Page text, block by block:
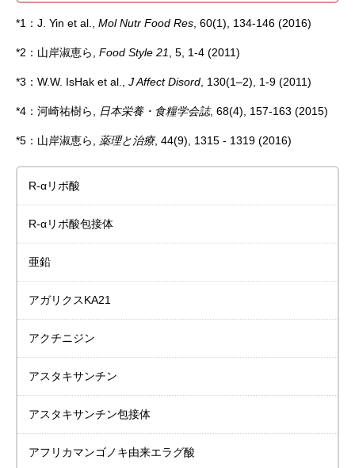
*1：J. Yin et al., Mol Nutr Food Res, 60(1), 134-146 (2016)
*2：山岸淑恵ら, Food Style 21, 5, 1-4 (2011)
*3：W.W. IsHak et al., J Affect Disord, 130(1–2), 1-9 (2011)
*4：河崎祐樹ら, 日本栄養・食糧学会誌, 68(4), 157-163 (2015)
*5：山岸淑恵ら, 薬理と治療, 44(9), 1315 - 1319 (2016)
R-αリポ酸
R-αリポ酸包接体
亜鉛
アガリクスKA21
アクチニジン
アスタキサンチン
アスタキサンチン包接体
アフリカマンゴノキ由来エラグ酸